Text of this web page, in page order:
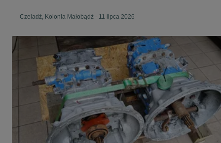
Czeladź, Kolonia Małobądź - 11 lipca 2026